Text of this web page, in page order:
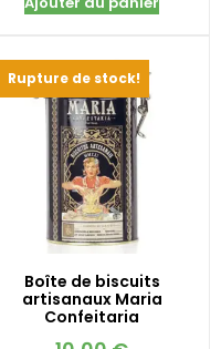
Rupture de stock!
Boîte de biscuits
artisanaux Maria
Confeitaria